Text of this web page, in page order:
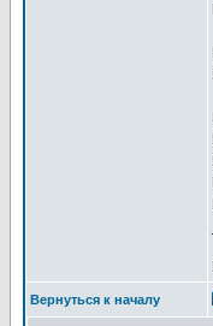
Вернуться к началу